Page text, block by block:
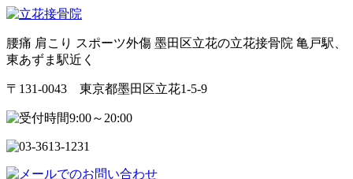
腰痛 肩こり スポーツ外傷 墨田区立花の立花接骨院 亀戸駅、
東あずま駅近く
〒131-0043 東京都墨田区立花1-5-9